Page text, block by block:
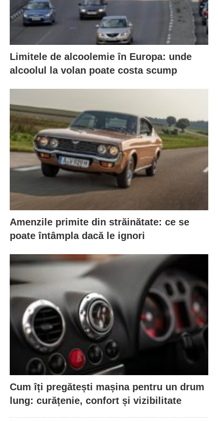
Limitele de alcoolemie în Europa: unde
alcoolul la volan poate costa scump
Amenzile primite din străinătate: ce se
poate întâmpla dacă le ignori
Cum îți pregătești mașina pentru un drum
lung: curățenie, confort și vizibilitate